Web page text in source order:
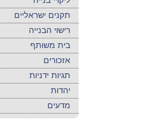
תקנים ישראליים
רישוי הבנייה
בית משותף
אזכורים
תגיות ידניות
יהדות
מדעים